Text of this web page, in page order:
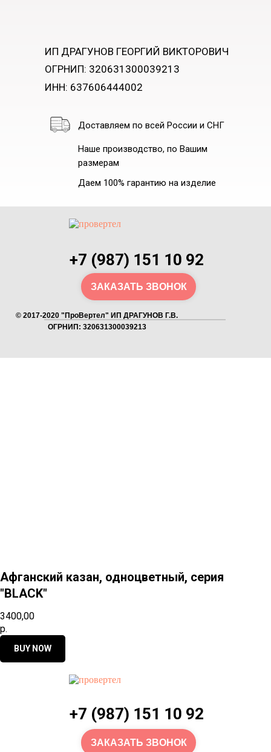
Доставляем по всей России и СНГ
Наше производство, по Вашим
размерам
Даем 100% гарантию на изделие
ИНН: 637606444002
ОГРНИП: 320631300039213
ИП ДРАГУНОВ ГЕОРГИЙ ВИКТОРОВИЧ
+7 (987) 151 10 92
ЗАКАЗАТЬ ЗВОНОК
© 2017-2020 "ПроВертел" ИП ДРАГУНОВ Г.В.
ОГРНИП: 320631300039213
Афганский казан, одноцветный, серия
"BLACK"
3400,00
р.
BUY NOW
+7 (987) 151 10 92
ЗАКАЗАТЬ ЗВОНОК